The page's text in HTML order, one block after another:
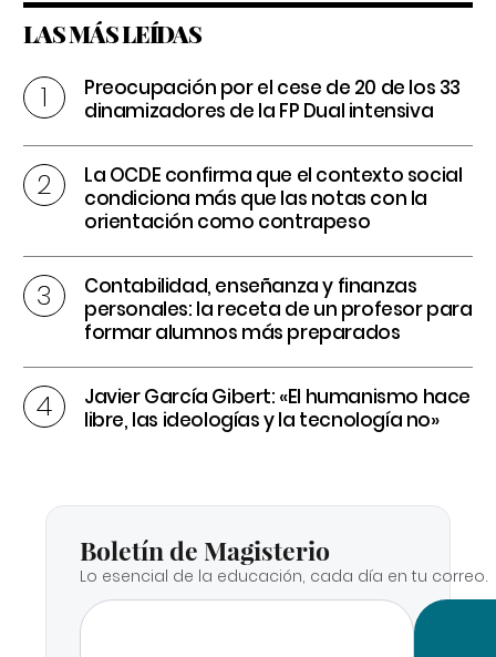
LAS MÁS LEÍDAS
Preocupación por el cese de 20 de los 33
dinamizadores de la FP Dual intensiva
La OCDE confirma que el contexto social
condiciona más que las notas con la
orientación como contrapeso
Contabilidad, enseñanza y finanzas
personales: la receta de un profesor para
formar alumnos más preparados
Javier García Gibert: «El humanismo hace
libre, las ideologías y la tecnología no»
Boletín de Magisterio
Lo esencial de la educación, cada día en tu correo.